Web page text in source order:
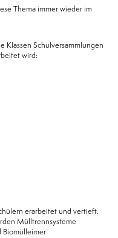
Thema immer wieder im
Klassen Schulversammlungen
wird:
erarbeitet und vertieft.
Mülltrennsysteme
Biomülleimer